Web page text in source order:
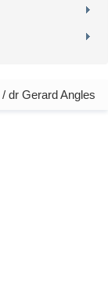
/ dr Gerard Angles